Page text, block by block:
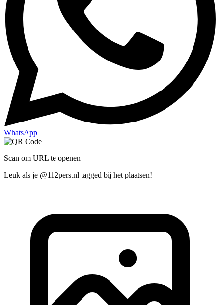
WhatsApp
Scan om URL te openen
Leuk als je @112pers.nl tagged bij het plaatsen!